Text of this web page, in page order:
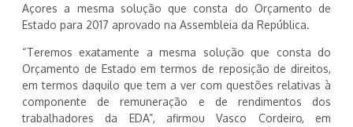
Açores a mesma solução que consta do Orçamento de
Estado para 2017 aprovado na Assembleia da República.
“Teremos exatamente a mesma solução que consta do
Orçamento de Estado em termos de reposição de direitos,
em termos daquilo que tem a ver com questões relativas à
componente de remuneração e de rendimentos dos
trabalhadores da EDA”, afirmou Vasco Cordeiro, em